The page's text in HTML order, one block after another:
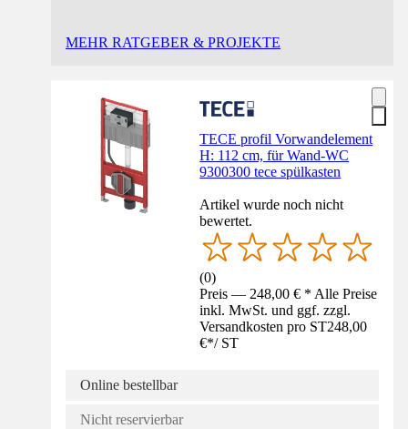
MEHR RATGEBER & PROJEKTE
TECE profil Vorwandelement
H: 112 cm, für Wand-WC
9300300 tece spülkasten
Artikel wurde noch nicht
bewertet.
(0)
Preis — 248,00 € * Alle Preise
inkl. MwSt. und ggf. zzgl.
Versandkosten pro ST248,00
€*/ ST
Online bestellbar
Nicht reservierbar